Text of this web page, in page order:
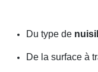
Du type de
De la surface à